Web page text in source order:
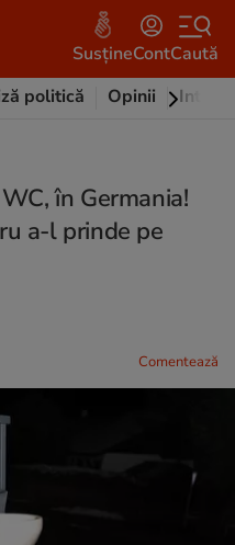
SusțineContCaută
politică Opinii
în Germania!
a-l prinde pe
Comentează